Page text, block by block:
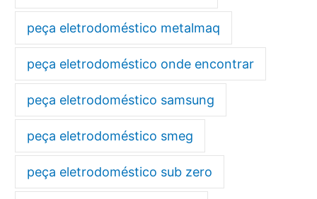
peça eletrodoméstico metalmaq
peça eletrodoméstico onde encontrar
peça eletrodoméstico samsung
peça eletrodoméstico smeg
peça eletrodoméstico sub zero